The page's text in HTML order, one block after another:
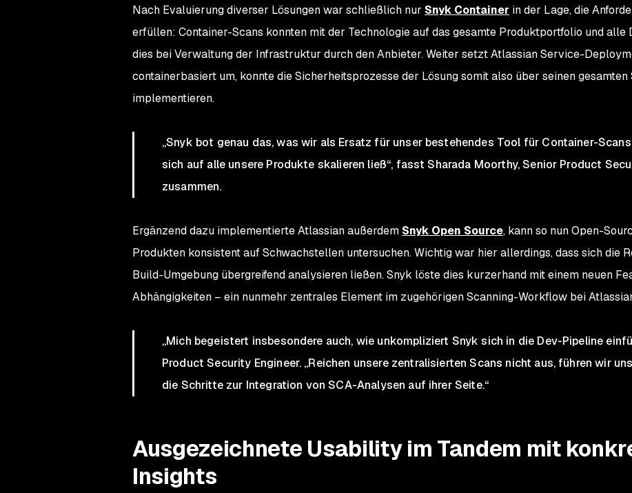
Nach Evaluierung diverser Lösungen war schließlich nur Snyk Container in der Lage, die
erfüllen: Container-Scans konnten mit der Technologie auf das gesamte Produktportfolio und alle
dies bei Verwaltung der Infrastruktur durch den Anbieter. Weiter setzt Atlassian Service-
containerbasiert um, konnte die Sicherheitsprozesse der Lösung somit also über seinen
implementieren.
„Snyk bot genau das, was wir als Ersatz für unser bestehendes Tool für Container-
sich auf alle unsere Produkte skalieren ließ“, fasst Sharada Moorthy, Senior Product
zusammen.
Ergänzend dazu implementierte Atlassian außerdem Snyk Open Source, kann so nun Open-
Produkten konsistent auf Schwachstellen untersuchen. Wichtig war hier allerdings, dass sich die
Build-Umgebung übergreifend analysieren ließen. Snyk löste dies kurzerhand mit einem neuen
Abhängigkeiten – ein nunmehr zentrales Element im zugehörigen Scanning-Workflow bei
„Mich begeistert insbesondere auch, wie unkompliziert Snyk sich in die Dev-Pipeline
Product Security Engineer. „Reichen unsere zentralisierten Scans nicht aus, führen wir
die Schritte zur Integration von SCA-Analysen auf ihrer Seite.“
Ausgezeichnete Usability im Tandem mit
Insights